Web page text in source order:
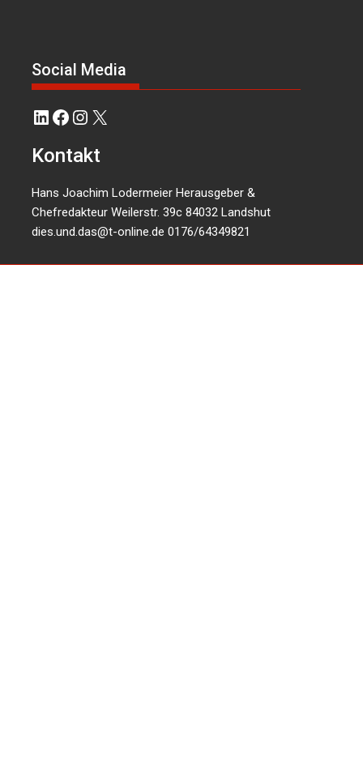
Social Media
LinkedIn
Facebook
Instagram
X
Kontakt
Hans Joachim Lodermeier Herausgeber &
Chefredakteur Weilerstr. 39c 84032 Landshut
dies.und.das@t-online.de 0176/64349821